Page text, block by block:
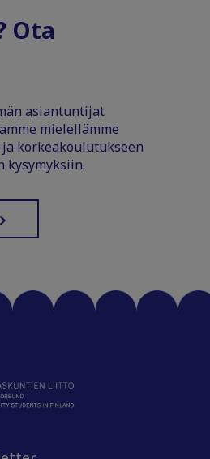
Ota
asiantuntijat
mielellämme
korkeakoulutukseen